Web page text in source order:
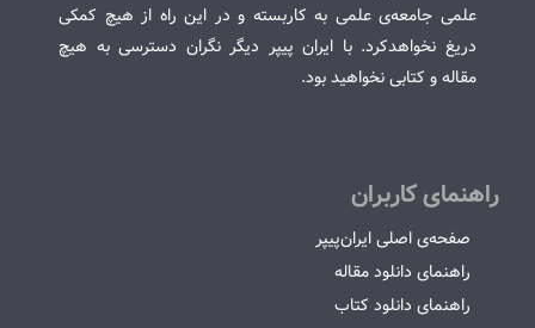
علمی جامعه‌ی علمی به کاربسته و در این راه از هیچ کمکی
دریغ نخواهدکرد. با ایران پیپر دیگر نگران دسترسی به هیچ
مقاله و کتابی نخواهید بود.
راهنمای کاربران
صفحه‌ی اصلی ایران‌پیپر
راهنمای دانلود مقاله
راهنمای دانلود کتاب